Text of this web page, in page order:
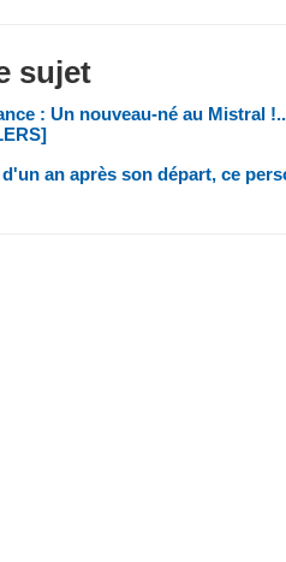
sujet
: Un nouveau-né au Mistral
an après son départ, ce